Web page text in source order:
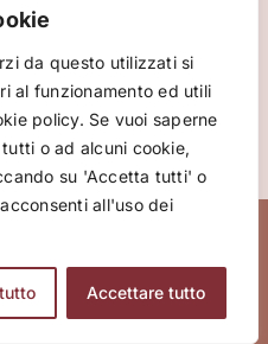
da questo utilizzati si
al funzionamento ed utili
policy. Se vuoi saperne
o ad alcuni cookie,
su 'Accetta tutti' o
all'uso dei
Accettare tutto
srl – P.za Cinque
– P.Iva: 10086860961 –
2017 - Certificazione di
EN 14804